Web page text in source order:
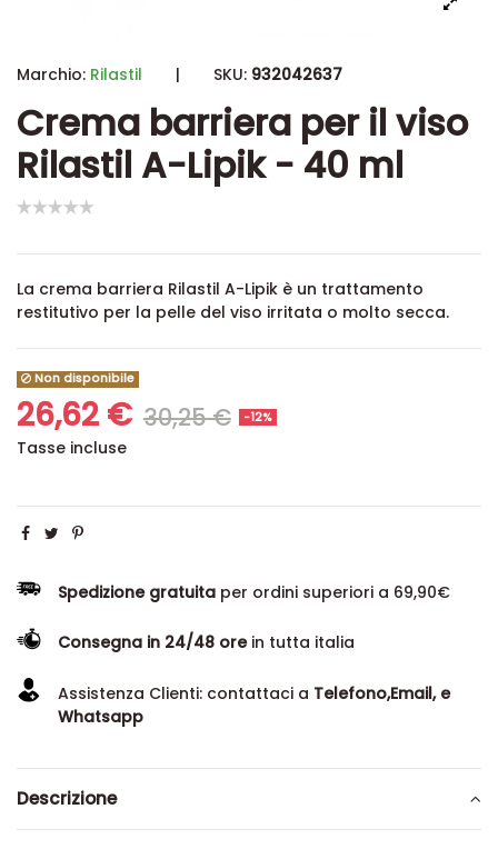
Marchio: Rilastil | SKU: 932042637
Crema barriera per il viso
Rilastil A-Lipik - 40 ml
La crema barriera Rilastil A-Lipik è un trattamento
restitutivo per la pelle del viso irritata o molto secca.
Non disponibile
26,62 € 30,25 € -12%
Tasse incluse
Spedizione gratuita per ordini superiori a 69,90€
Consegna in 24/48 orein tutta italia
Assistenza Clienti: contattaci a Telefono,Email, e
Whatsapp
Descrizione